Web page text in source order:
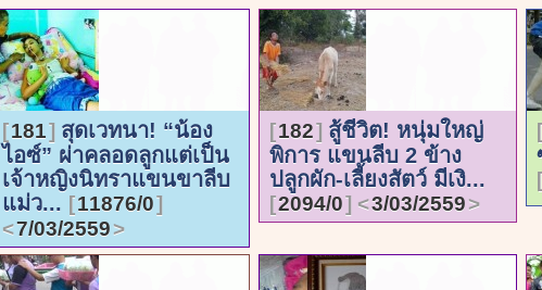
181
สุดเวทนา! “น้อง
ไอซ์” ผ่าคลอดลูกแต่เป็น
เจ้าหญิงนิทราแขนขาลีบ
แม่ว...
11876/0
7/03/2559
182
สู้ชีวิต! หนุ่มใหญ่
พิการ แขนลีบ 2 ข้าง
ปลูกผัก-เลี้ยงสัตว์ มีเงิ...
2094/0 3/03/2559